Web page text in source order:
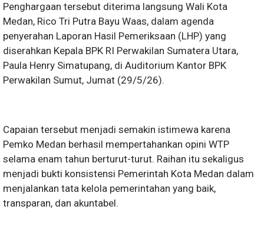
Penghargaan tersebut diterima langsung Wali Kota
Medan, Rico Tri Putra Bayu Waas, dalam agenda
penyerahan Laporan Hasil Pemeriksaan (LHP) yang
diserahkan Kepala BPK RI Perwakilan Sumatera Utara,
Paula Henry Simatupang, di Auditorium Kantor BPK
Perwakilan Sumut, Jumat (29/5/26).
Capaian tersebut menjadi semakin istimewa karena
Pemko Medan berhasil mempertahankan opini WTP
selama enam tahun berturut-turut. Raihan itu sekaligus
menjadi bukti konsistensi Pemerintah Kota Medan dalam
menjalankan tata kelola pemerintahan yang baik,
transparan, dan akuntabel.